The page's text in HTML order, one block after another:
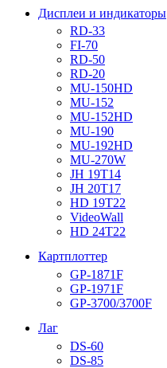
Дисплеи и индикаторы
RD-33
FI-70
RD-50
RD-20
MU-150HD
MU-152
MU-152HD
MU-190
MU-192HD
MU-270W
JH 19T14
JH 20T17
HD 19T22
VideoWall
HD 24T22
Картплоттер
GP-1871F
GP-1971F
GP-3700/3700F
Лаг
DS-60
DS-85